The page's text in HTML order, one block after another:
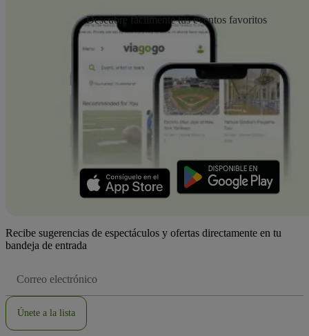
Descubre fácilmente tus eventos favoritos
Recibe sugerencias de espectáculos y ofertas directamente en tu
bandeja de entrada
de
Únete a la lista